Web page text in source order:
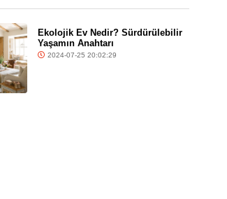
Ekolojik Ev Nedir? Sürdürülebilir
Yaşamın Anahtarı
2024-07-25 20:02:29